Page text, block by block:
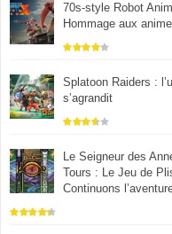
70s-style Robot
Hommage aux
Splatoon Raiders :
s’agrandit
Le Seigneur des
Tours : Le Jeu de
Continuons